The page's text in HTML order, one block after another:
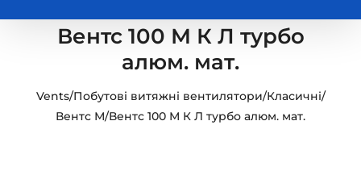
Вентс 100 М К Л турбо
алюм. мат.
Vents/Побутові витяжні вентилятори/Класичні/
Вентс М/Вентс 100 М К Л турбо алюм. мат.